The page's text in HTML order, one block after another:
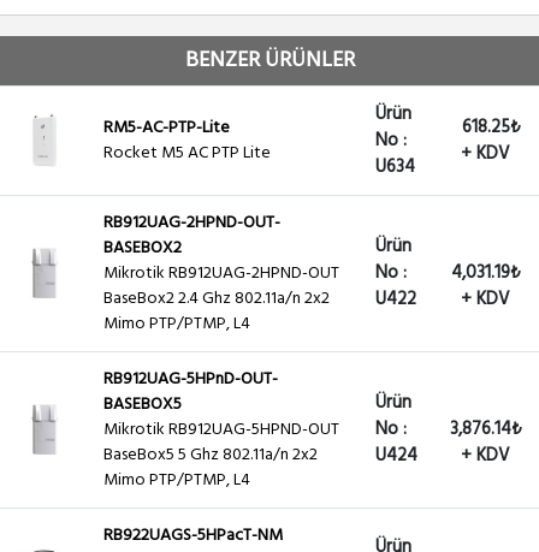
BENZER ÜRÜNLER
RM5-AC-PTP-Lite
Rocket M5 AC PTP Lite
Ürün
No :
U634
618.25₺
+ KDV
RB912UAG-2HPND-OUT-
BASEBOX2
Mikrotik RB912UAG-2HPND-OUT
BaseBox2 2.4 Ghz 802.11a/n 2x2
Mimo PTP/PTMP, L4
Ürün
No :
U422
4,031.19₺
+ KDV
RB912UAG-5HPnD-OUT-
BASEBOX5
Mikrotik RB912UAG-5HPND-OUT
BaseBox5 5 Ghz 802.11a/n 2x2
Mimo PTP/PTMP, L4
Ürün
No :
U424
3,876.14₺
+ KDV
RB922UAGS-5HPacT-NM